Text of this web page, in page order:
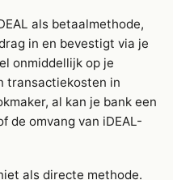
als betaalmethode,
in en bevestigt via je
onmiddellijk op je
transactiekosten in
al kan je bank een
de omvang van iDEAL-
als directe methode.